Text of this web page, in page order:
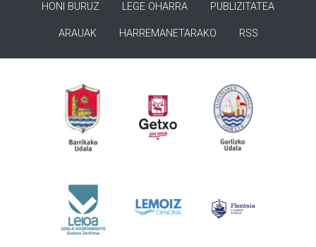
HONI BURUZ LEGE OHARRA PUBLIZITATEA
ARAUAK HARREMANETARAKO RSS